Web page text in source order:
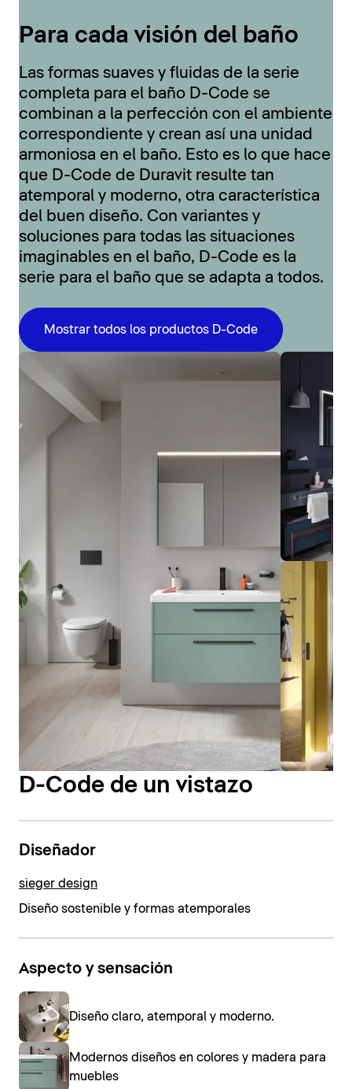
Para cada visión del baño
Las formas suaves y fluidas de la serie
completa para el baño D-Code se
combinan a la perfección con el ambiente
correspondiente y crean así una unidad
armoniosa en el baño. Esto es lo que hace
que D-Code de Duravit resulte tan
atemporal y moderno, otra característica
del buen diseño. Con variantes y
soluciones para todas las situaciones
imaginables en el baño, D-Code es la
serie para el baño que se adapta a todos.
Mostrar todos los productos D-Code
D-Code de un vistazo
Diseñador
sieger design
Diseño sostenible y formas atemporales
Aspecto y sensación
Diseño claro, atemporal y moderno.
Modernos diseños en colores y madera para
muebles